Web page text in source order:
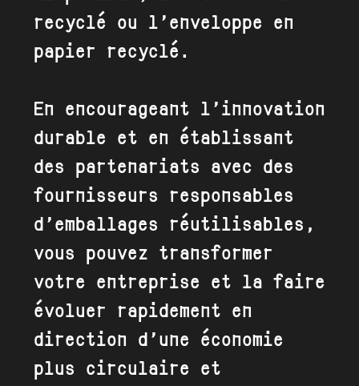
recyclé ou l’ enveloppe en
papier recyclé .
En encourageant l’innovation
durable et en établissant
des partenariats avec des
fournisseurs responsables
d’emballages réutilisables,
vous pouvez transformer
votre entreprise et la faire
évoluer rapidement en
direction d’une économie
plus circulaire et